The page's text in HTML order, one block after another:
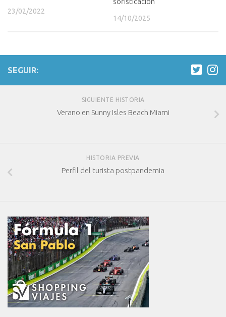
23/02/2022
14/10/2025
SEGUIR:
SIGUIENTE HISTORIA
Verano en Sunny Isles Beach Miami
HISTORIA PREVIA
Perfil del turista postpandemia